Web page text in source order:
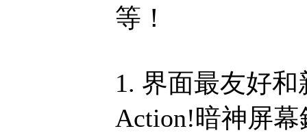
等！
1. 界面最友好
Action!暗神屏